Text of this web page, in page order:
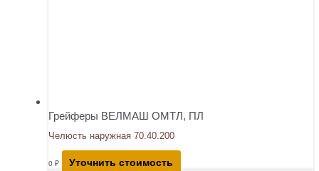
Грейферы ВЕЛМАШ ОМТЛ, ПЛ
Челюсть наружная 70.40.200
0 ₽ Уточнить стоимость